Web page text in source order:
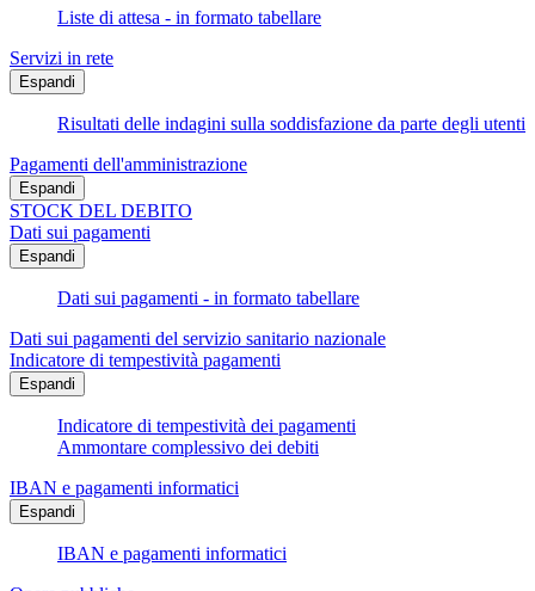
Liste di attesa - in formato tabellare
Servizi in rete
Espandi
Risultati delle indagini sulla soddisfazione da parte degli utenti
Pagamenti dell'amministrazione
Espandi
STOCK DEL DEBITO
Dati sui pagamenti
Espandi
Dati sui pagamenti - in formato tabellare
Dati sui pagamenti del servizio sanitario nazionale
Indicatore di tempestività pagamenti
Espandi
Indicatore di tempestività dei pagamenti
Ammontare complessivo dei debiti
IBAN e pagamenti informatici
Espandi
IBAN e pagamenti informatici